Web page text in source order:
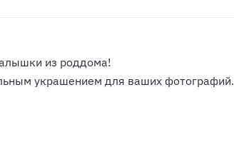
из роддома!
украшением для ваших фотографий.